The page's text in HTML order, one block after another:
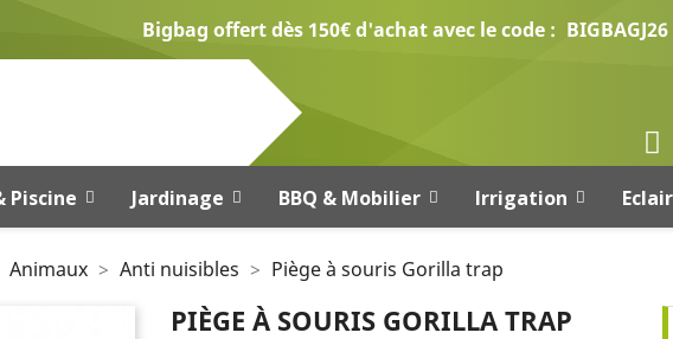
Bigbag offert dès 150€ d'achat avec le code : BIGBAGJ26
Piscine Jardinage BBQ & Mobilier Irrigation
Animaux Anti nuisibles Piège à souris Gorilla trap
PIÈGE À SOURIS GORILLA TRAP